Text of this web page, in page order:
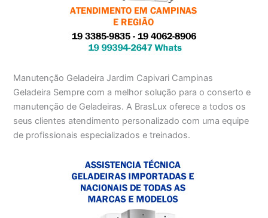
Manutenção Geladeira Jardim Capivari Campinas
Geladeira Sempre com a melhor solução para o conserto e
manutenção de Geladeiras. A BrasLux oferece a todos os
seus clientes atendimento personalizado com uma equipe
de profissionais especializados e treinados.